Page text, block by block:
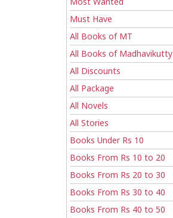
Most Wanted
Must Have
All Books of MT
All Books of Madhavikutty
All Discounts
All Package
All Novels
All Stories
Books Under Rs 10
Books From Rs 10 to 20
Books From Rs 20 to 30
Books From Rs 30 to 40
Books From Rs 40 to 50